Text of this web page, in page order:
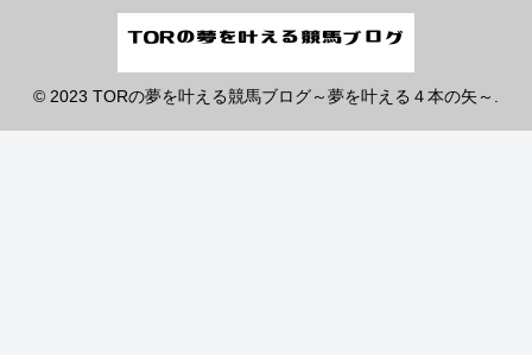
© 2023 TORの夢を叶える競馬ブログ～夢を叶える４本の矢～.